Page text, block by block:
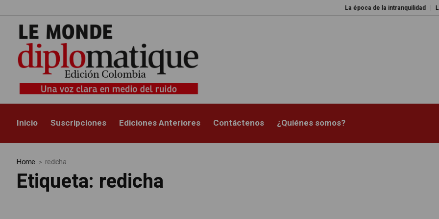
La época de la intranquilidad Los
Inicio Suscripciones Ediciones Anteriores Contáctenos ¿Quiénes somos?
Home redicha
Etiqueta: redicha